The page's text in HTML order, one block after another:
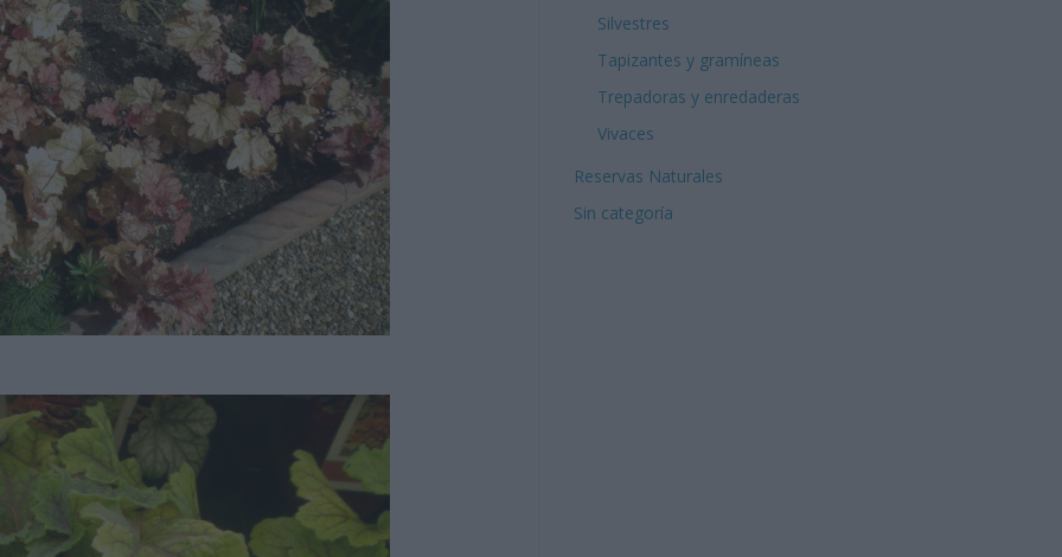
Silvestres
Tapizantes y gramíneas
Trepadoras y enredaderas
Vivaces
Reservas Naturales
Sin categoría